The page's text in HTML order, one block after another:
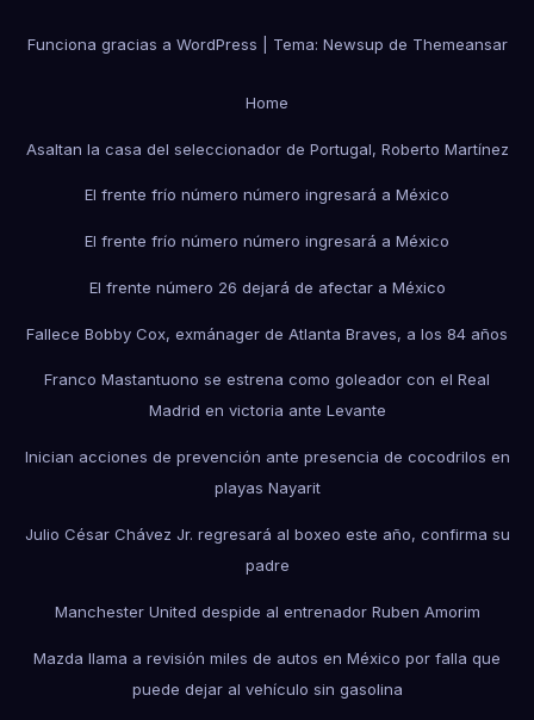
Funciona gracias a WordPress Tema: Newsup de Themeansar
Home
Asaltan la casa del seleccionador de Portugal, Roberto Martínez
El frente frío número número ingresará a México
El frente frío número número ingresará a México
El frente número 26 dejará de afectar a México
Fallece Bobby Cox, exmánager de Atlanta Braves, a los 84 años
Franco Mastantuono se estrena como goleador con el Real
Madrid en victoria ante Levante
Inician acciones de prevención ante presencia de cocodrilos en
playas Nayarit
Julio César Chávez Jr. regresará al boxeo este año, confirma su
padre
Manchester United despide al entrenador Ruben Amorim
Mazda llama a revisión miles de autos en México por falla que
puede dejar al vehículo sin gasolina